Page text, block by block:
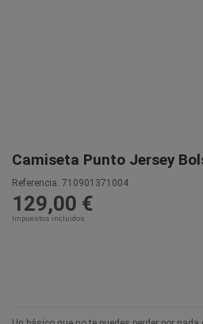
Camiseta Punto Jersey
Referencia: 710901371004
129,00 €
Impuestos incluidos